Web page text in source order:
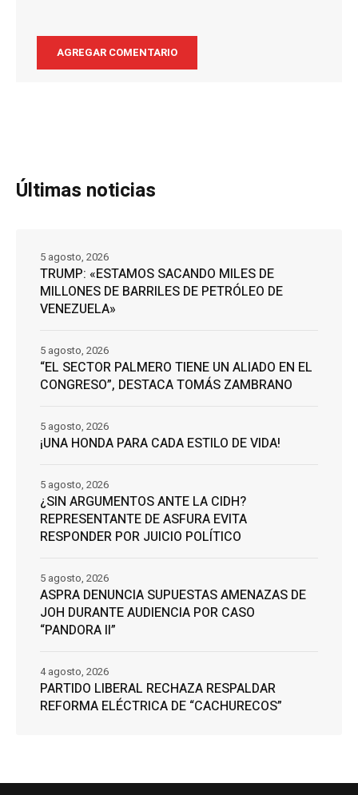
Últimas noticias
TRUMP: «ESTAMOS SACANDO MILES DE
MILLONES DE BARRILES DE PETRÓLEO DE
VENEZUELA»
5 agosto, 2026
“EL SECTOR PALMERO TIENE UN ALIADO EN EL
CONGRESO”, DESTACA TOMÁS ZAMBRANO
5 agosto, 2026
¡UNA HONDA PARA CADA ESTILO DE VIDA!
5 agosto, 2026
¿SIN ARGUMENTOS ANTE LA CIDH?
REPRESENTANTE DE ASFURA EVITA
RESPONDER POR JUICIO POLÍTICO
5 agosto, 2026
ASPRA DENUNCIA SUPUESTAS AMENAZAS DE
JOH DURANTE AUDIENCIA POR CASO
“PANDORA II”
5 agosto, 2026
PARTIDO LIBERAL RECHAZA RESPALDAR
REFORMA ELÉCTRICA DE “CACHURECOS”
4 agosto, 2026